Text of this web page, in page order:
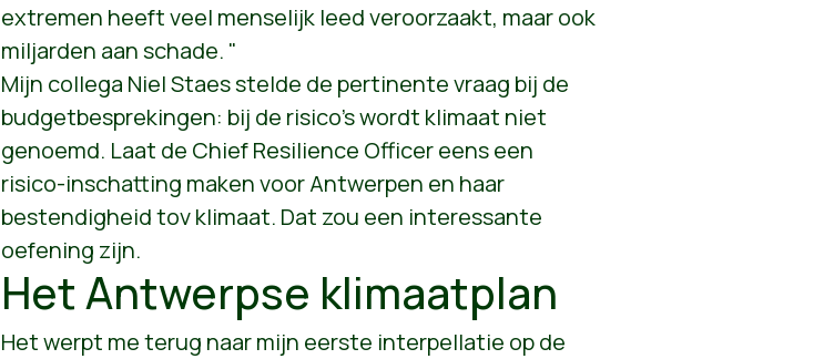
extremen heeft veel menselijk leed veroorzaakt, maar ook
miljarden aan schade. "
Mijn collega Niel Staesstelde de pertinente vraag bij de
budgetbesprekingen: bij de risico's wordt klimaat niet
genoemd. Laat de Chief Resilience Officer eens een
risico-inschatting maken voor Antwerpen en haar
bestendigheid tov klimaat. Dat zou een interessante
oefening zijn.
Het Antwerpse klimaatplan
Het werpt me terug naar mijn eerste interpellatie op de